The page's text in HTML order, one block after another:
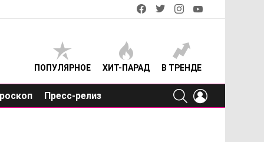
facebooktwitterinstagram
ПОПУЛЯРНОЕ ХИТ-ПАРАД В ТРЕНДЕ
Пресс-релиз
SEARCH